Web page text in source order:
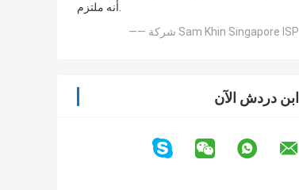
أنه ملتزم.
—— شركة Sam Khin Singapore ISP
ابن دردش الآن